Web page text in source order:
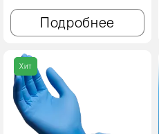
Подробнее
Хит